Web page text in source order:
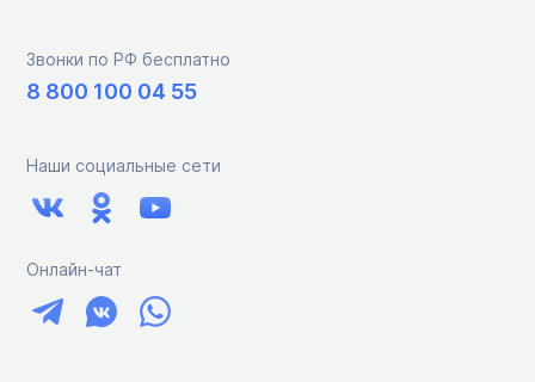
Звонки по РФ бесплатно
8 800 100 04 55
Наши социальные сети
Онлайн-чат